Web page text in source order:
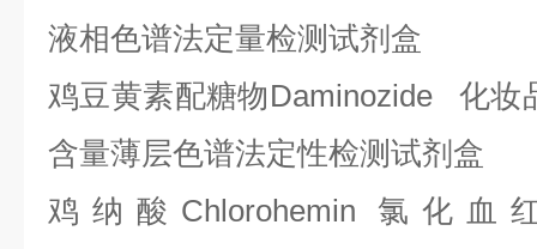
液相色谱法定量检测试剂盒
鸡豆黄素配糖物Daminozide 化妆
含量薄层色谱法定性检测试剂盒
鸡纳酸 Chlorohemin 氯化